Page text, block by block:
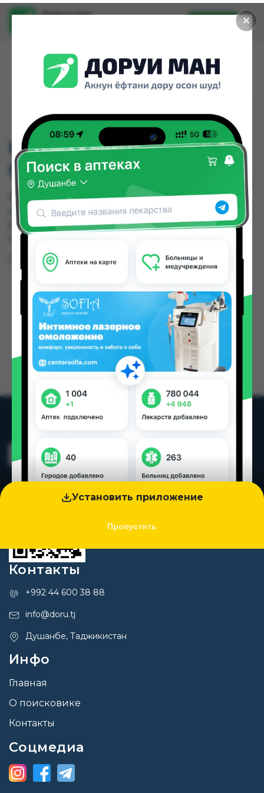
✕
Установить приложение
Пропустить
Доруи ман
Установить
MAC T МИНУСОВОЙ
ОЧКИ - 1.00
MAC T МИНУСОВОЙ ОЧКИ - 1.00 можно купить
или заказать в аптеках, Нишон №3 по цене от
62.00 TJS в Душанбе и других городах
Цена: от62.00 TJS
Контакты
+992 44 600 38 88
info@doru.tj
Душанбе, Таджикистан
Инфо
Главная
О поисковике
Контакты
Соцмедиа